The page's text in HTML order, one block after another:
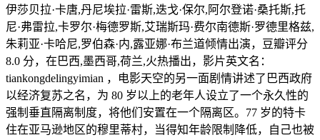
伊莎贝拉·卡唐,丹尼埃拉·雷斯,迭戈·保尔,阿尔登诺·桑托斯,托
尼·弗雷拉,卡罗尔·梅德罗斯,艾瑞斯玛·费尔南德斯·罗德里格兹,
朱莉亚·卡哈尼,罗伯森·内,露亚娜·布兰道倾情出演，豆瓣评分
8.0 分，在巴西,墨西哥,荷兰,火热播出，影片英文名：
tiankongdelingyimian ，电影天空的另一面剧情讲述了巴西政府
以经济复苏之名，为 80 岁以上的老年人设立了一个永久性的
强制垂直隔离制度，将他们安置在一个隔离区。77 岁的特卡
住在亚马逊地区的穆里蒂村，当得知年龄限制降低，自己也被